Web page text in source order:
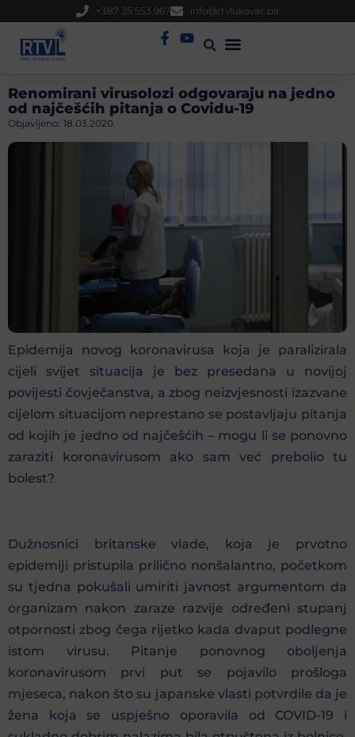
+387 35 553 967 info@rtvlukavac.ba
Renomirani virusolozi odgovaraju na jedno
od najčešćih pitanja o Covidu-19
Objavljeno: 18.03.2020.
Epidemija novog koronavirusa koja je paralizirala
cijeli svijet situacija je bez presedana u novijoj
povijesti čovječanstva, a zbog neizvjesnosti izazvane
cijelom situacijom neprestano se postavljaju pitanja
od kojih je jedno od najčešćih – mogu li se ponovno
zaraziti koronavirusom ako sam već prebolio tu
bolest?
Dužnosnici britanske vlade, koja je prvotno
epidemiji pristupila prilično nonšalantno, početkom
su tjedna pokušali umiriti javnost argumentom da
organizam nakon zaraze razvije određeni stupanj
otpornosti zbog čega rijetko kada dvaput podlegne
istom virusu. Pitanje ponovnog oboljenja
koronavirusom prvi put se pojavilo prošloga
mjeseca, nakon što su japanske vlasti potvrdile da je
žena koja se uspješno oporavila od COVID-19 i